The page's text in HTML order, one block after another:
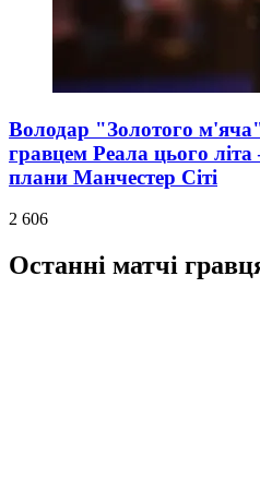
Володар "Золотого
гравцем Реала цього літа
плани Манчестер Сіті
2 606
Останні матчі